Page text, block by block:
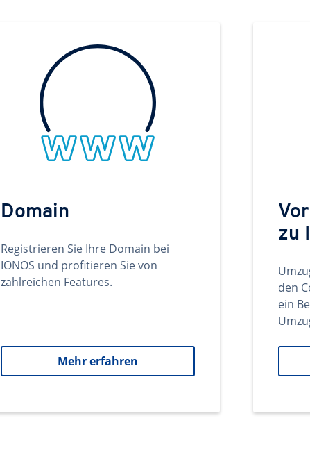
Domain
Registrieren Sie Ihre Domain bei
IONOS und profitieren Sie von
zahlreichen Features.
Mehr erfahren
zu
den
ein